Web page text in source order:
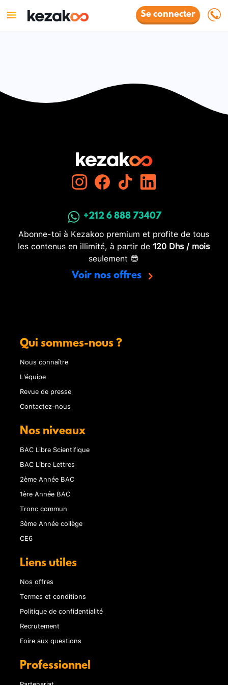
Se connecter
+212 6 888 73407
Abonne-toi à Kezakoo premium et profite de tous
les contenus en illimité, à partir de 120 Dhs / mois
seulement 😎
Voir nos offres
Qui sommes-nous ?
Nous connaître
L'équipe
Revue de presse
Contactez-nous
Nos niveaux
BAC Libre Scientifique
BAC Libre Lettres
2ème Année BAC
1ère Année BAC
Tronc commun
3ème Année collège
CE6
Liens utiles
Nos offres
Termes et conditions
Politique de confidentialité
Recrutement
Foire aux questions
Professionnel